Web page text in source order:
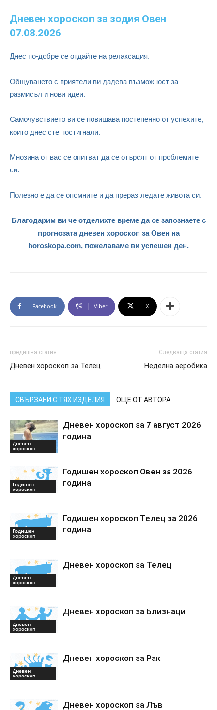
Дневен хороскоп за зодия Овен
07.08.2026
Днес по-добре се отдайте на релаксация.
Общуването с приятели ви дадева възможност за
размисъл и нови идеи.
Самочувствието ви се повишава постепенно от успехите,
които днес сте постигнали.
Мнозина от вас се опитват да се отърсят от проблемите
си.
Полезно е да се опомните и да преразгледате живота си.
Благодарим ви че отделихте време да се запознаете с
прогнозата дневен хороскоп за Овен на
horoskopa.com, пожелаваме ви успешен ден.
Facebook Viber X
предишна статия
Дневен хороскоп за Телец
Следваща статия
Неделна аеробика
СВЪРЗАНИ С ТЯХ ИЗДЕЛИЯ ОЩЕ ОТ АВТОРА
Дневен
хороскоп
Дневен хороскоп за 7 август 2026
година
Годишен
хороскоп
Годишен хороскоп Овен за 2026
година
Годишен
хороскоп
Годишен хороскоп Телец за 2026
година
Дневен
хороскоп
Дневен хороскоп за Телец
Дневен
хороскоп
Дневен хороскоп за Близнаци
Дневен
хороскоп
Дневен хороскоп за Рак
Дневен хороскоп за Лъв